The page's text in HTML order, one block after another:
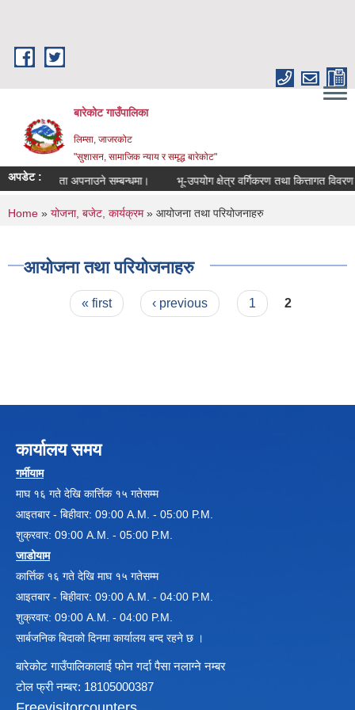
बारेकोट गाउँपालिका
लिम्सा, जाजरकोट
"सुशासन, सामाजिक न्याय र समृद्ध बारेकोट"
अपडेट :
उच्च सतर्कता अपनाउने सम्बन्धमा। भू-उपयोग क्षेत्र वर्गिकरण तथा कित्तागत विवरण
You are here
Home » योजना, बजेट, कार्यक्रम» आयोजना तथा परियोजनाहरु
आयोजना तथा परियोजनाहरु
Pages« first ‹ previous 1 2
कार्यालय समय
गर्मीयाम
माघ १६ गते देखि कार्त्तिक १५ गतेसम्म
आइतबार - बिहीवार: 09:00 A.M. - 05:00 P.M.
शुक्रवार: 09:00 A.M. - 05:00 P.M.
जाडोयाम
कार्त्तिक १६ गते देखि माघ १५ गतेसम्म
आइतबार - बिहीवार: 09:00 A.M. - 04:00 P.M.
शुक्रवार: 09:00 A.M. - 04:00 P.M.
सार्बजनिक बिदाको दिनमा कार्यालय बन्द रहने छ ।
बारेकोट गाउँपालिकालाई फोन गर्दा पैसा नलाग्ने नम्बर
टोल फ्री नम्बर: 18105000387